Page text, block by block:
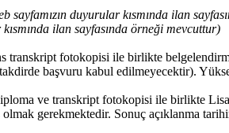
sayfamızın duyurular kısmında ilan
ilan sayfasında örneği mevcuttur)
transkript fotokopisi ile birlikte
başvuru kabul edilmeyecektir).
ve transkript fotokopisi ile birlikte
olmak gerekmektedir. Sonuç açıklanma